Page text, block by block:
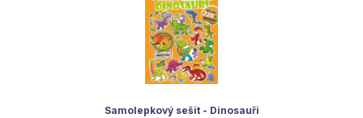
Samolepkový sešit - Dinosauři